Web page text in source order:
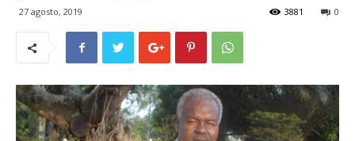
27 agosto, 2019 0
3881